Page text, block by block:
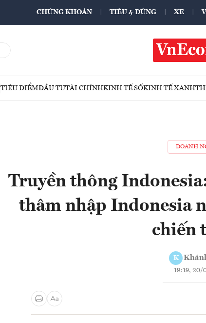
CHỨNG KHOÁN TIÊU & DÙNG XE
TIÊU ĐIỂMĐẦU TƯTÀI CHÍNHKINH TẾ SỐKINH TẾ XANH
DOANH
Truyền thông
thâm nhập Indonesia
chiến
K
19:19, 20/